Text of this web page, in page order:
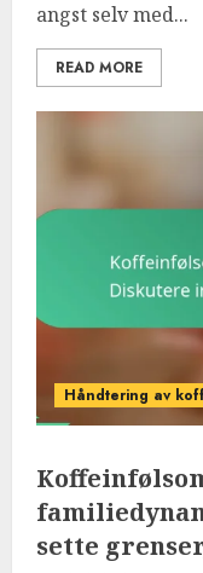
angst selv med...
READ MORE
Håndtering av
sette